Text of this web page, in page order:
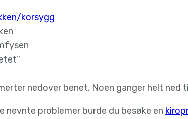
korsygg
nedover benet. Noen ganger helt ned
nevnte problemer burde du besøke en